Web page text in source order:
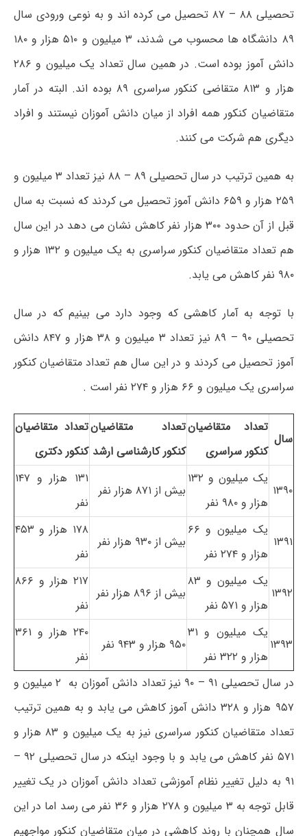
تحصیلی ۸۸ – ۸۷ تحصیل می کرده اند و به نوعی ورودی سال
۸۹ دانشگاه ها محسوب می شدند، ۳ میلیون و ۵۱۰ هزار و ۱۸۰
دانش آموز بوده است. در همین سال تعداد یک میلیون و ۲۸۶
هزار و ۸۱۳ متقاضی کنکور سراسری ۸۹ بوده اند. البته در آمار
متقاضیان کنکور همه افراد از میان دانش آموزان نیستند و افراد
دیگری هم شرکت می کنند.
به همین ترتیب در سال تحصیلی ۸۹ – ۸۸ نیز تعداد ۳ میلیون و
۲۵۹ هزار و ۶۵۹ دانش آموز تحصیل می کردند که نسبت به سال
قبل از آن حدود ۳۰۰ هزار نفر کاهش نشان می دهد در این سال
هم تعداد متقاضیان کنکور سراسری به یک میلیون و ۱۳۲ هزار و
۹۸۰ نفر کاهش می یابد.
با توجه به آمار کاهشی که وجود دارد می بینیم که در سال
تحصیلی ۹۰ – ۸۹ نیز تعداد ۳ میلیون و ۳۸ هزار و ۸۴۷ دانش
آموز تحصیل می کردند و در این سال هم تعداد متقاضیان کنکور
سراسری یک میلیون و ۶۶ هزار و ۲۷۴ نفر است .
سال
تعداد متقاضیان
کنکور سراسری
تعداد متقاضیان
کنکور کارشناسی ارشد
تعداد متقاضیان
کنکور دکتری
۱۳۹۰
یک میلیون و ۱۳۲
هزار و ۹۸۰ نفر
بیش از ۸۷۱ هزار نفر
۱۳۱ هزار و ۱۴۷
نفر
۱۳۹۱
یک میلیون و ۶۶
هزار و ۲۷۴ نفر
بیش از ۹۳۰ هزار نفر
۱۷۸ هزار و ۴۵۳
نفر
۱۳۹۲
یک میلیون و ۸۳
هزار و ۵۷۱ نفر
بیش از ۸۹۶ هزار نفر
۲۱۷ هزار و ۸۶۶
نفر
۱۳۹۳
یک میلیون و ۳۱
هزار و ۳۲۲ نفر
۹۵۰ هزار و ۹۴۳ نفر
۲۴۰ هزار و ۳۶۱
نفر
در سال تحصیلی ۹۱ – ۹۰ نیز تعداد دانش آموزان به ۲ میلیون و
۹۵۷ هزار و ۳۲۸ دانش آموز کاهش می یابد و به همین ترتیب
تعداد متقاضیان کنکور سراسری نیز به یک میلیون و ۸۳ هزار و
۵۷۱ نفر کاهش می یابد و با وجود اینکه در سال تحصیلی ۹۲ –
۹۱ به دلیل تغییر نظام آموزشی تعداد دانش آموزان در یک تغییر
قابل توجه به ۳ میلیون و ۲۷۸ هزار و ۳۶ نفر می رسد اما در این
سال همچنان با روند کاهشی در میان متقاضیان کنکور مواجهیم